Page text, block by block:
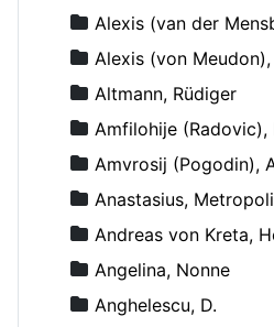
Alexis (van der
Alexis (von
Altmann, Rüdiger
Amfilohije
Amvrosij (Pogodin),
Anastasius,
Andreas von Kreta,
Angelina, Nonne
Anghelescu, D.